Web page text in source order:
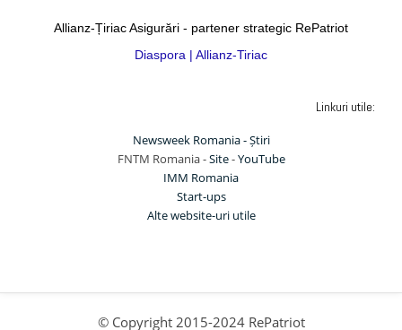
Allianz-Țiriac Asigurări - partener strategic RePatriot
Diaspora | Allianz-Tiriac
Linkuri utile:
Newsweek Romania - Știri
FNTM Romania -Site-YouTube
IMM Romania
Start-ups
Alte website-uri utile
© Copyright 2015-2024 RePatriot